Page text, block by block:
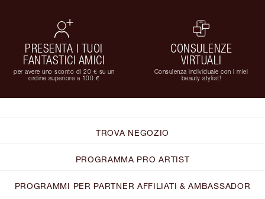
PRESENTA I TUOI
FANTASTICI AMICI
per avere uno sconto di 20 € su un
ordine superiore a 100 €
CONSULENZE
VIRTUALI
Consulenza individuale con i miei
beauty stylist!
TROVA NEGOZIO
PROGRAMMA PRO ARTIST
PROGRAMMI PER PARTNER AFFILIATI & AMBASSADOR